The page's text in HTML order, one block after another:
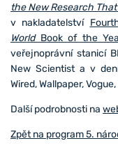
the New Research
v nakladatelství
WorldBook of the
veřejnoprávní stanicí
New Scientist a v
Wired, Wallpaper,
Další podrobnosti na
Zpět na program 5.